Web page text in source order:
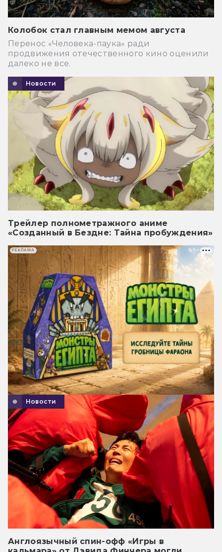
Колобок стал главным мемом августа
Перенос «Человека-паука» ради
продвижения отечественного кино оценили
далеко не все.
Новости
Трейлер полнометражного аниме
«Созданный в Бездне: Тайна пробуждения»
Новости
Англоязычный спин-офф «Игры в
РЕКЛАМА